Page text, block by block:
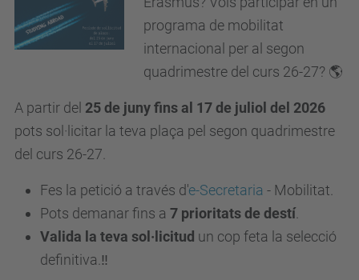
programa de mobilitat
internacional per al segon
quadrimestre del curs 26-27? 🌎
A partir del 25 de juny fins al 17 de juliol del 2026
pots sol·licitar la teva plaça pel segon quadrimestre
del curs 26-27.
Fes la petició a través d'e-Secretaria - Mobilitat.
Pots demanar fins a 7 prioritats de destí
Valida la teva sol·licitud un cop feta la selecció
definitiva.‼️